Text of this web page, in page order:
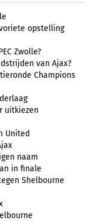
opstelling
Zwolle?
van Ajax?
Champions
uitkiezen
United
naam
in finale
Shelbourne